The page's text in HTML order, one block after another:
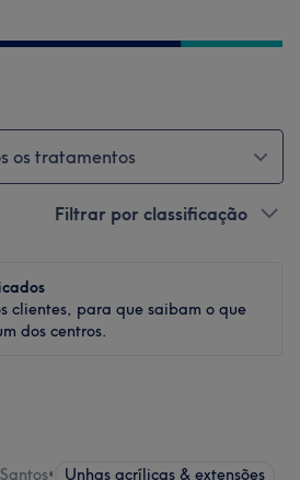
os tratamentos
Filtrar por classificação
clientes, para que saibam o que
dos centros.
• Unhas acrílicas & extensões